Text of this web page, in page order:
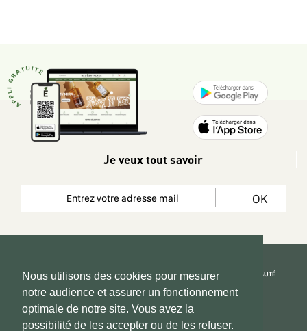
Nous utilisons des cookies pour mesurer
notre audience et assurer un fonctionnement
optimale de notre site. Vous avez la
possibilité de les accepter ou de les refuser.
Je veux tout savoir
OK
Copyright 2026 © www.hadeen-place.fr
Based on Kate&You MarketPlace’ solution
REJOIGNEZ LA COMMUNAUTÉ